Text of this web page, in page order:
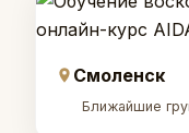
Смоленск
Ближайшие